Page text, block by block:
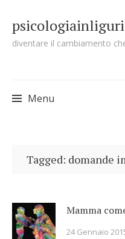
diventare il cambiamento
Menu
Tagged: domande
Mamma
24 Gennaio